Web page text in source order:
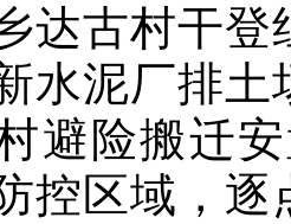
达古村干
水泥厂排
避险搬迁
控区域，